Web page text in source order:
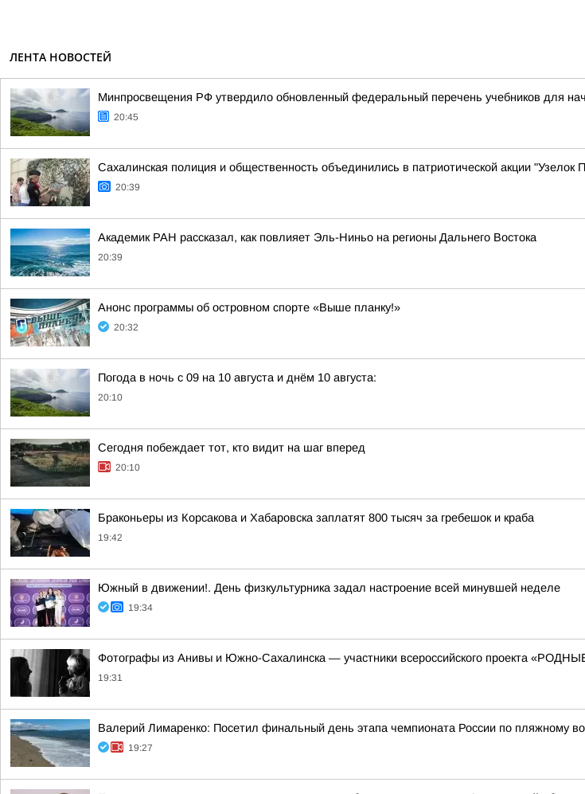
ЛЕНТА НОВОСТЕЙ
Минпросвещения РФ утвердило обновленный федеральный перечень учебников для
20:45
Сахалинская полиция и общественность объединились в патриотической акции "Узелок
20:39
Академик РАН рассказал, как повлияет Эль-Ниньо на регионы Дальнего Востока
20:39
Анонс программы об островном спорте «Выше планку!»
20:32
Погода в ночь с 09 на 10 августа и днём 10 августа:
20:10
Сегодня побеждает тот, кто видит на шаг вперед
20:10
Браконьеры из Корсакова и Хабаровска заплатят 800 тысяч за гребешок и краба
19:42
Южный в движении!. День физкультурника задал настроение всей минувшей неделе
19:34
Фотографы из Анивы и Южно-Сахалинска — участники всероссийского проекта
19:31
Валерий Лимаренко: Посетил финальный день этапа чемпионата России по пляжному
19:27